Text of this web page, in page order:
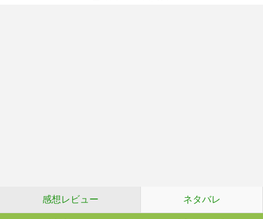
感想レビュー ネタバレ